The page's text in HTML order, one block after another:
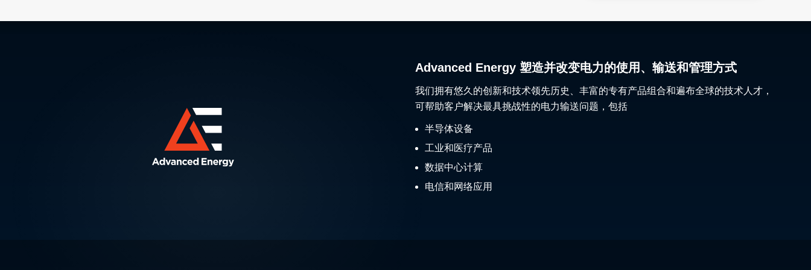
Advanced Energy 塑造并改变电力的使用、输送和管理方式
我们拥有悠久的创新和技术领先历史、丰富的专有产品组合和遍布全球的技术人才，
可帮助客户解决最具挑战性的电力输送问题，包括
半导体设备
工业和医疗产品
数据中心计算
电信和网络应用